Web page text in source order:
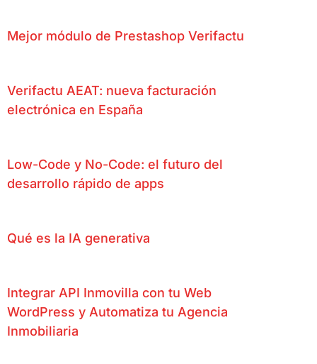
Mejor módulo de Prestashop Verifactu
Verifactu AEAT: nueva facturación
electrónica en España
Low-Code y No-Code: el futuro del
desarrollo rápido de apps
Qué es la IA generativa
Integrar API Inmovilla con tu Web
WordPress y Automatiza tu Agencia
Inmobiliaria